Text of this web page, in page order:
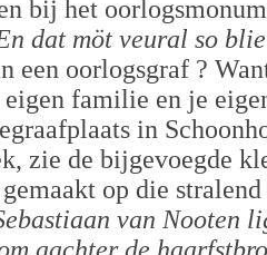
bij het
dat möt veural so
een oorlogsgraf ?
familie en je
in
zie de bijgevoegde
gemaakt op die
van Nooten